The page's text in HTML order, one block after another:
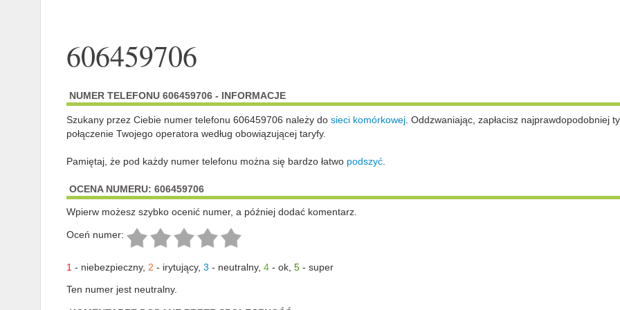
606459706
NUMER TELEFONU 606459706 - INFORMACJE
Szukany przez Ciebie numer telefonu 606459706 należy do sieci komórkowej. Oddzwaniając, zapłacisz najprawdopodobniej
połączenie Twojego operatora według obowiązującej taryfy.
Pamiętaj, że pod każdy numer telefonu można się bardzo łatwo podszyć.
OCENA NUMERU: 606459706
Wpierw możesz szybko ocenić numer, a później dodać komentarz.
Oceń numer:
1- niebezpieczny, 2 - irytujący, 3 - neutralny, 4- ok, 5- super
Ten numer jest neutralny.